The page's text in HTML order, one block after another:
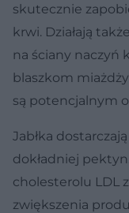
skutecznie
krwi. Działają
na ściany naczyń
blaszkom
są potencjalnym
Jabłka
dokładniej
cholesterolu LDL
zwiększenia